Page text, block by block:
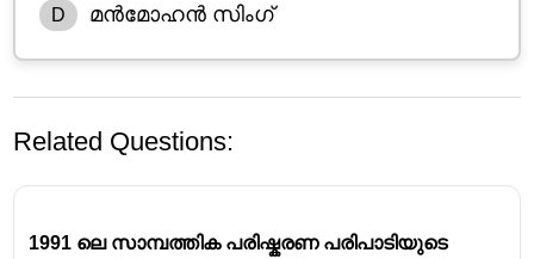
D മൻമോഹൻ സിംഗ്
Related Questions:
1991 ലെ സാമ്പത്തിക പരിഷ്കരണ പരിപാടിയുടെ